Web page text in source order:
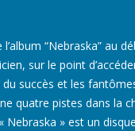
l’album “Nebraska” au
sur le point
succès et les
quatre pistes dans la
Nebraska » est un